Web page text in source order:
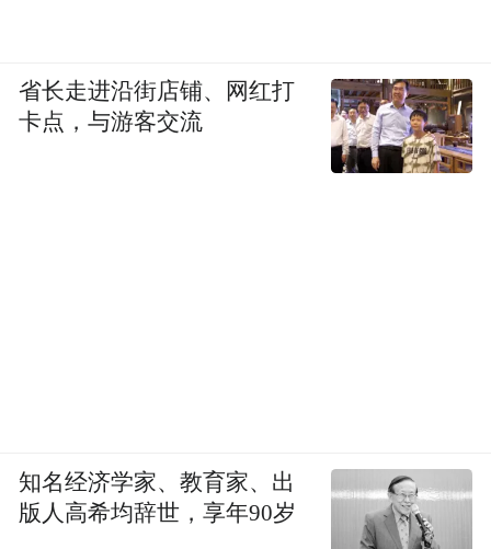
省长走进沿街店铺、网红打
卡点，与游客交流
知名经济学家、教育家、出
版人高希均辞世，享年90岁